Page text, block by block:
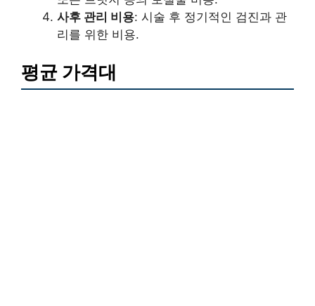
사후 관리 비용: 시술 후 정기적인 검진과 관
리를 위한 비용.
평균 가격대